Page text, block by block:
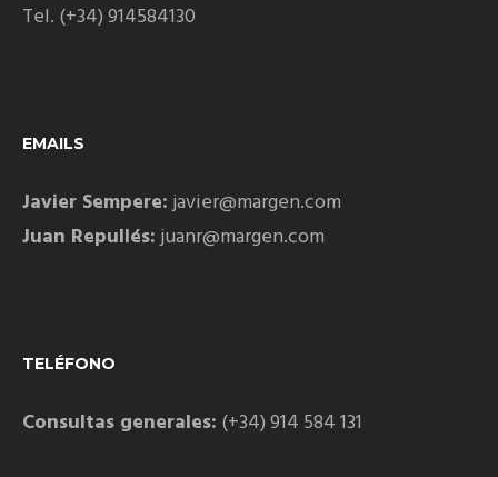
Tel. (+34) 914584130
EMAILS
Javier Sempere:javier@margen.com
Juan Repullés:juanr@margen.com
TELÉFONO
Consultas generales: (+34) 914 584 131